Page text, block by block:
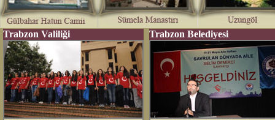
Trabzon Valiliği Trabzon Belediyesi